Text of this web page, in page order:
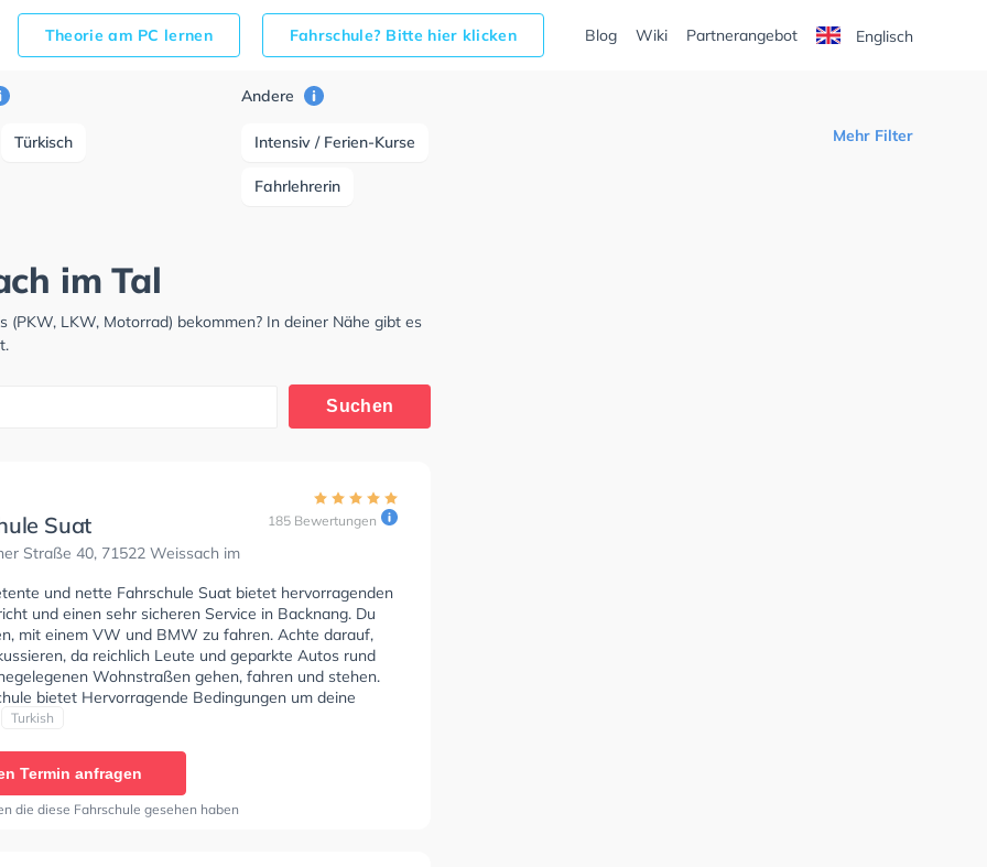
Theorie am PC lernen Fahrschule? Bitte hier klicken Blog Wiki Partnerangebot Englisch
Türkisch
Andere
Intensiv / Ferien-Kurse
Fahrlehrerin
Mehr Filter
im Tal
LKW, Motorrad) bekommen? In deiner Nähe gibt es
Suchen
Suat
Straße 40, 71522 Weissach im
185 Bewertungen
und nette Fahrschule Suat bietet hervorragenden
und einen sehr sicheren Service in Backnang. Du
mit einem VW und BMW zu fahren. Achte darauf,
da reichlich Leute und geparkte Autos rund
Wohnstraßen gehen, fahren und stehen.
bietet Hervorragende Bedingungen um deine
B Automatik, Klasse BE, Klasse B96, Klasse
Türkisch stattfinden. Wir empfehlen dir auch online-
am PC zu absolvieren, um dich gut auf die
Prüfung.
Turkish
Termin anfragen
die diese Fahrschule gesehen haben